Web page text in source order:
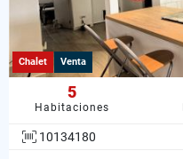
Chalet Venta
5
Habitaciones
10134180